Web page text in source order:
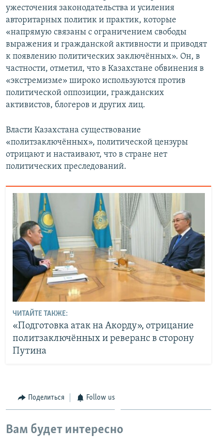
ужесточения законодательства и усиления
авторитарных политик и практик, которые
«напрямую связаны с ограничением свободы
выражения и гражданской активности и приводят
к появлению политических заключённых». Он, в
частности, отметил, что в Казахстане обвинения в
«экстремизме» широко используются против
политической оппозиции, гражданских
активистов, блогеров и других лиц.
Власти Казахстана существование
«политзаключённых», политической цензуры
отрицают и настаивают, что в стране нет
политических преследований.
ЧИТАЙТЕ ТАКЖЕ:
«Подготовка атак на Акорду», отрицание
политзаключённых и реверанс в сторону
Путина
Поделиться Follow us
Вам будет интересно